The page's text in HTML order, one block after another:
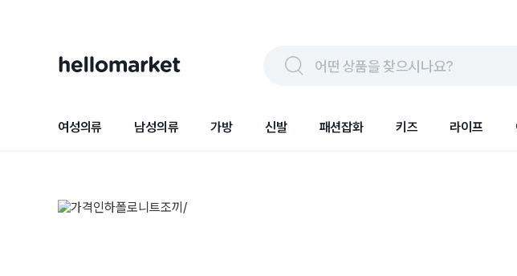
어떤 상품을 찾으시나요?
여성의류 남성의류 가방 신발 패션잡화 키즈 라이프